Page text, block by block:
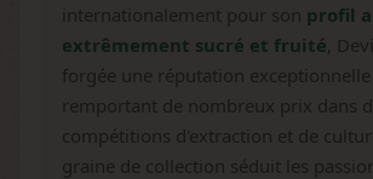
internationalement pour son profil
extrêmement sucré et fruité ,
forgée une réputation exceptionnelle
remportant de nombreux prix dans
compétitions d'extraction et de
graine de collection séduit les